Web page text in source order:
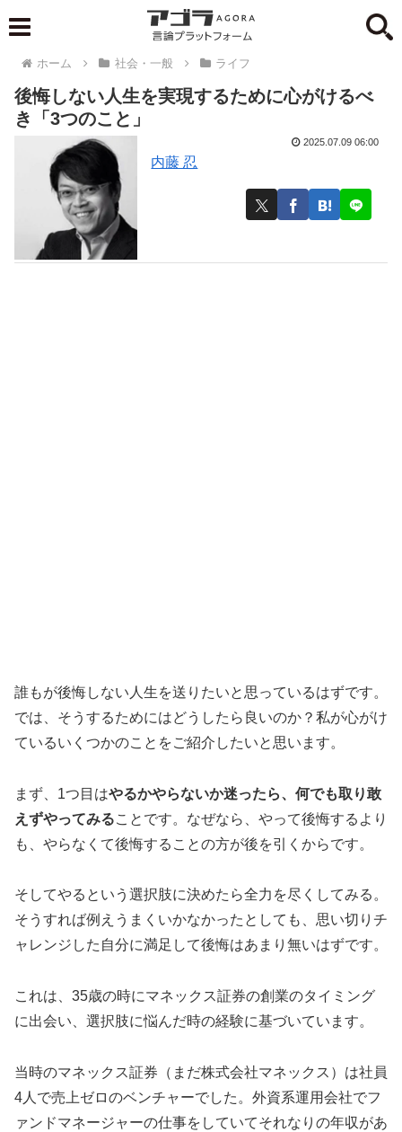
ホーム 社会・一般 ライフ
後悔しない人生を実現するために心がけるべ
き「3つのこと」
内藤 忍
2025.07.09 06:00
誰もが後悔しない人生を送りたいと思っているはずです。
では、そうするためにはどうしたら良いのか？私が心がけ
ているいくつかのことをご紹介したいと思います。
まず、1つ目はやるかやらないか迷ったら、何でも取り敢
えずやってみることです。なぜなら、やって後悔するより
も、やらなくて後悔することの方が後を引くからです。
そしてやるという選択肢に決めたら全力を尽くしてみる。
そうすれば例えうまくいかなかったとしても、思い切りチ
ャレンジした自分に満足して後悔はあまり無いはずです。
これは、35歳の時にマネックス証券の創業のタイミング
に出会い、選択肢に悩んだ時の経験に基づいています。
当時のマネックス証券（まだ株式会社マネックス）は社員
4人で売上ゼロのベンチャーでした。外資系運用会社でフ
ァンドマネージャーの仕事をしていてそれなりの年収があ